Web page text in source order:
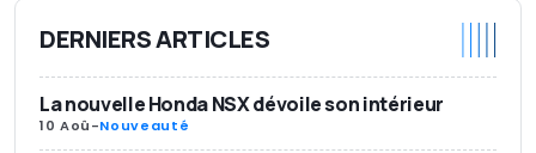
DERNIERS ARTICLES
La nouvelle Honda NSX dévoile son intérieur
10 Aoû-Nouveauté